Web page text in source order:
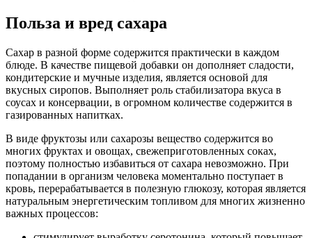
Польза и вред сахара
Сахар в разной форме содержится практически в каждом
блюде. В качестве пищевой добавки он дополняет сладости,
кондитерские и мучные изделия, является основой для
вкусных сиропов. Выполняет роль стабилизатора вкуса в
соусах и консервации, в огромном количестве содержится в
газированных напитках.
В виде фруктозы или сахарозы вещество содержится во
многих фруктах и овощах, свежеприготовленных соках,
поэтому полностью избавиться от сахара невозможно. При
попадании в организм человека моментально поступает в
кровь, перерабатывается в полезную глюкозу, которая является
натуральным энергетическим топливом для многих жизненно
важных процессов: